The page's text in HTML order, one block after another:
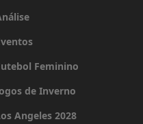
Feminino
de Inverno
Angeles 2028